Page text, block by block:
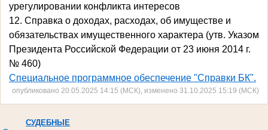
урегулировании конфликта интересов
12. Справка о доходах, расходах, об имуществе и
обязательствах имущественного характера (утв. Указом
Президента Российской Федерации от 23 июня 2014 г.
№ 460)
Специальное программное обеспечение "Справки БК".
опубликовано 20.05.2025 14:15 (МСК), изменено 31.10.2025 15:19 (МСК)
СУДЕБНЫЕ